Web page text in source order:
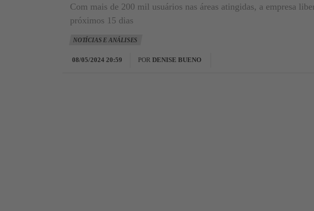
Com mais de 200 mil usuários nas áreas atingidas, a empresa
próximos 15 dias
NOTÍCIAS E ANÁLISES
08/05/2024 20:59 POR DENISE BUENO